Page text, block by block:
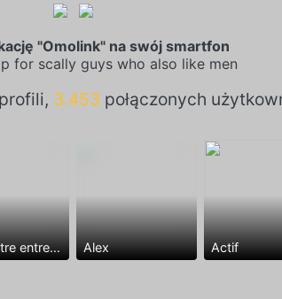
"Omolink" na swój smartfon
for scally guys who also like men
3.453 połączonych
Rencontre entre mecs Alex Actif